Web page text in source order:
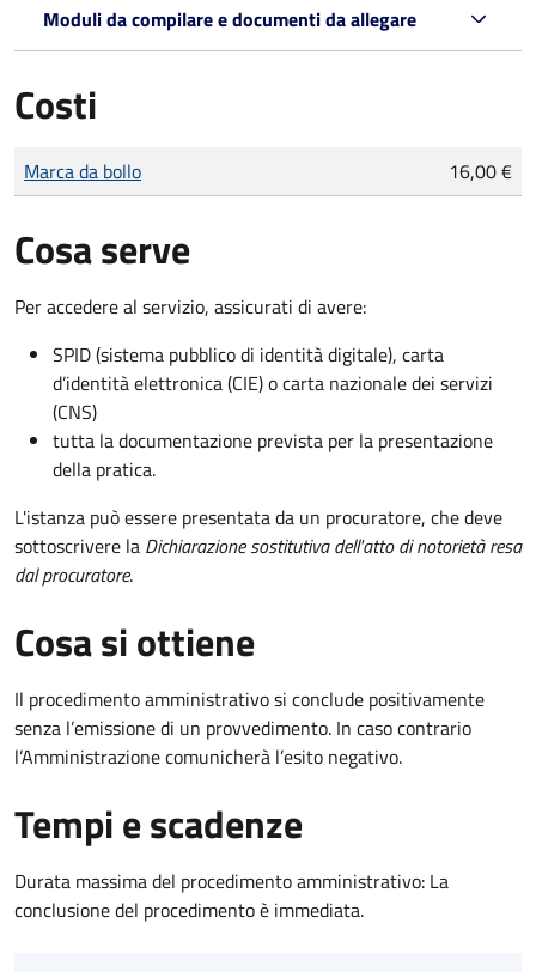
Moduli da compilare e documenti da allegare
Costi
Tipo di pagamento
Importo
Marca da bollo 16,00 €
Cosa serve
Per accedere al servizio, assicurati di avere:
SPID (sistema pubblico di identità digitale), carta
d’identità elettronica (CIE) o carta nazionale dei servizi
(CNS)
tutta la documentazione prevista per la presentazione
della pratica.
L'istanza può essere presentata da un procuratore, che deve
sottoscrivere la Dichiarazione sostitutiva dell'atto di notorietà resa
dal procuratore.
Cosa si ottiene
Il procedimento amministrativo si conclude positivamente
senza l’emissione di un provvedimento. In caso contrario
l’Amministrazione comunicherà l’esito negativo.
Tempi e scadenze
Durata massima del procedimento amministrativo: La
conclusione del procedimento è immediata.